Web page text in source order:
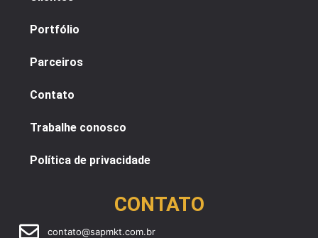
Portfólio
Parceiros
Contato
Trabalhe conosco
Política de privacidade
CONTATO
contato@sapmkt.com.br